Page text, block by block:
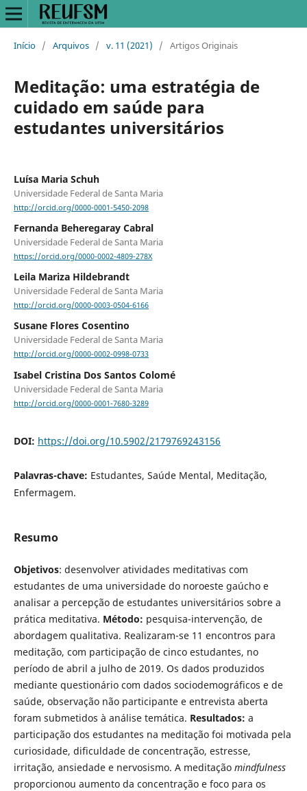
Início / Arquivos / v. 11 (2021) / Artigos Originais
Meditação: uma estratégia de
cuidado em saúde para
estudantes universitários
Luísa Maria Schuh
Universidade Federal de Santa Maria
http://orcid.org/0000-0001-5450-2098
Fernanda Beheregaray Cabral
Universidade Federal de Santa Maria
https://orcid.org/0000-0002-4809-278X
Leila Mariza Hildebrandt
Universidade Federal de Santa Maria
http://orcid.org/0000-0003-0504-6166
Susane Flores Cosentino
Universidade Federal de Santa Maria
http://orcid.org/0000-0002-0998-0733
Isabel Cristina Dos Santos Colomé
Universidade Federal de Santa Maria
http://orcid.org/0000-0001-7680-3289
DOI: https://doi.org/10.5902/2179769243156
Palavras-chave: Estudantes, Saúde Mental, Meditação,
Enfermagem.
Resumo
Objetivos: desenvolver atividades meditativas com
estudantes de uma universidade do noroeste gaúcho e
analisar a percepção de estudantes universitários sobre a
prática meditativa. Método: pesquisa-intervenção, de
abordagem qualitativa. Realizaram-se 11 encontros para
meditação, com participação de cinco estudantes, no
período de abril a julho de 2019. Os dados produzidos
mediante questionário com dados sociodemográficos e de
saúde, observação não participante e entrevista aberta
foram submetidos à análise temática. Resultados: a
participação dos estudantes na meditação foi motivada pela
curiosidade, dificuldade de concentração, estresse,
irritação, ansiedade e nervosismo. A meditação mindfulness
proporcionou aumento da concentração e foco para os